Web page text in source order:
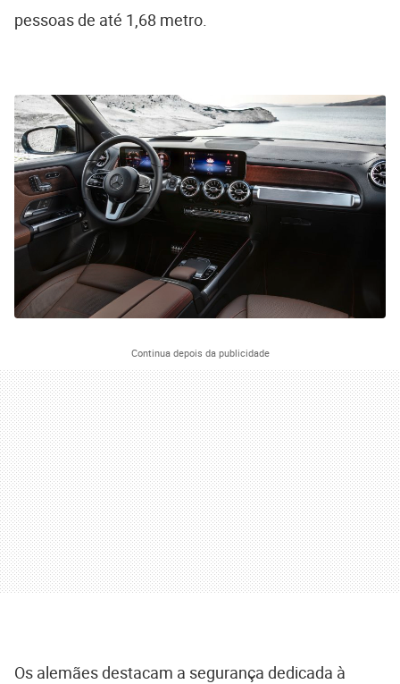
pessoas de até 1,68 metro.
Continua depois da publicidade
Os alemães destacam a segurança dedicada à